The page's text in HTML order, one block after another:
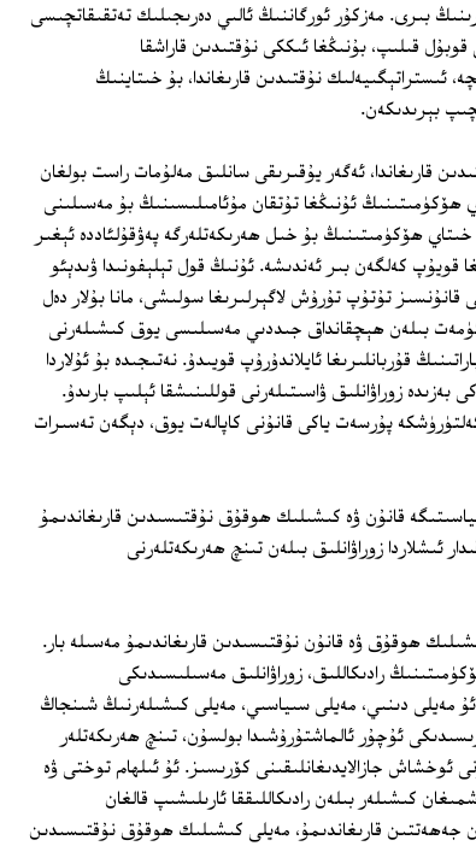
بىرى. مەزكۇر ئورگاننىڭ ئالىي دەرىجىلىك تەتقىقاتچىسى
قىلىپ، بۇنىڭغا ئىككى نۇقتىدىن قاراشقا
ئىستراتېگىيەلىك نۇقتىدىن قارىغاندا، بۇ خىتاينىڭ
بېرىدىكەن.
قارىغاندا، ئەگەر يۇقىرىقى سانلىق مەلۇمات راست بولغان
ھۆكۈمىتىنىڭ ئۇنىڭغا تۇتقان مۇئامىلىسىنىڭ بۇ مەسىلىنى
ھۆكۈمىتىنىڭ بۇ خىل ھەرىكەتلەرگە پەۋقۇلئاددە ئېغىر
قويۇپ كەلگەن بىر ئەندىشە. ئۇنىڭ قول تېلېفونىدا ۋىدېئو
تۇتۇپ تۇرۇش لاگېرلىرىغا سولىشى، مانا بۇلار دەل
بىلەن ھېچقانداق جىددىي مەسىلىسى يوق كىشىلەرنى
قۇربانلىرىغا ئايلاندۇرۇپ قويىدۇ. نەتىجىدە بۇ ئۇلاردا
بەزىدە زوراۋانلىق ۋاسىتىلەرنى قوللىنىشقا ئېلىپ بارىدۇ.
پۇرسەت ياكى قانۇنى كاپالەت يوق، دېگەن تەسىرات
قانۇن ۋە كىشىلىك ھوقۇق نۇقتىسىدىن قارىغاندىمۇ
ئىشلاردا زوراۋانلىق بىلەن تىنچ ھەرىكەتلەرنى
ھوقۇق ۋە قانۇن نۇقتىسىدىن قارىغاندىمۇ مەسىلە بار.
رادىكاللىق، زوراۋانلىق مەسىلىسىدىكى
مەيلى دىنىي، مەيلى سىياسىي، مەيلى كىشىلەرنىڭ شىنجاڭ
ئۇچۇر ئالماشتۇرۇشىدا بولسۇن، تىنچ ھەرىكەتلەر
ئوخشاش جازالايدىغانلىقىنى كۆرىسىز. ئۇ ئىلھام توختى ۋە
كىشىلەر بىلەن رادىكاللىققا ئارىلىشىپ قالغان
جەھەتتىن قارىغاندىمۇ، مەيلى كىشىلىك ھوقۇق نۇقتىسىدىن